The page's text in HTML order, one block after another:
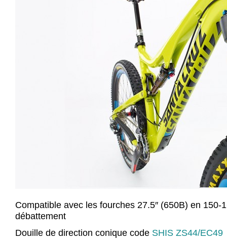
Compatible avec les fourches 27.5″ (650B) en 150-
débattement
Douille de direction conique code SHIS ZS44/EC49